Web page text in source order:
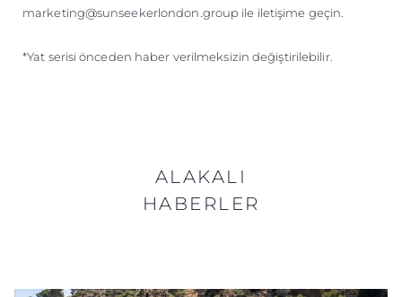
marketing@sunseekerlondon.group ile iletişime geçin.
*Yat serisi önceden haber verilmeksizin değiştirilebilir.
ALAKALI
HABERLER